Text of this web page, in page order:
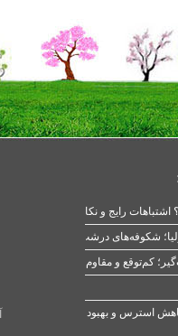
رایج و نکات طلایی
شکوفه‌های درشت در بهار